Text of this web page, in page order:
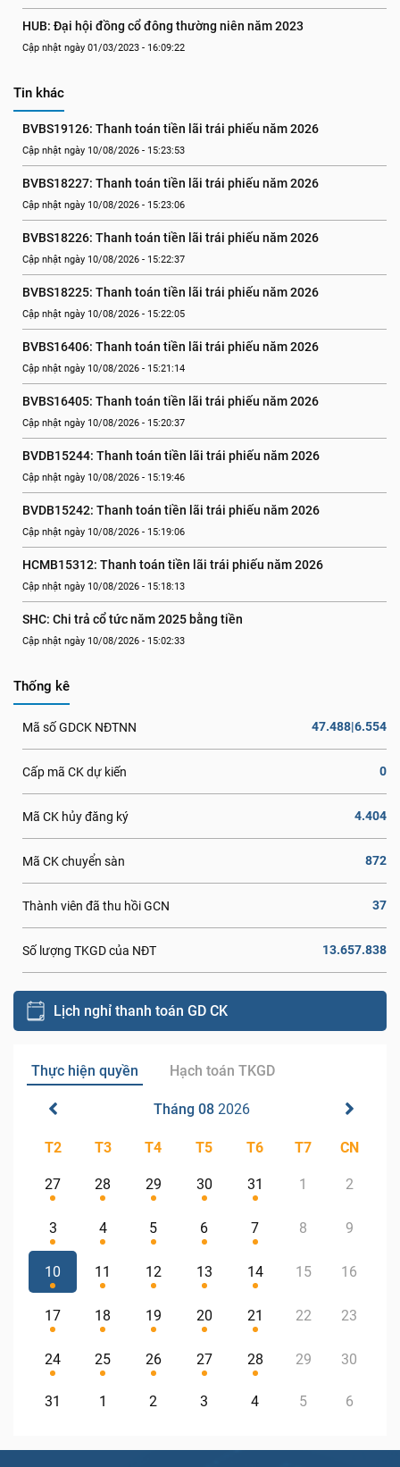
HUB: Đại hội đồng cổ đông thường niên năm 2023
Cập nhật ngày 01/03/2023 - 16:09:22
Tin khác
BVBS19126: Thanh toán tiền lãi trái phiếu năm 2026
Cập nhật ngày 10/08/2026 - 15:23:53
BVBS18227: Thanh toán tiền lãi trái phiếu năm 2026
Cập nhật ngày 10/08/2026 - 15:23:06
BVBS18226: Thanh toán tiền lãi trái phiếu năm 2026
Cập nhật ngày 10/08/2026 - 15:22:37
BVBS18225: Thanh toán tiền lãi trái phiếu năm 2026
Cập nhật ngày 10/08/2026 - 15:22:05
BVBS16406: Thanh toán tiền lãi trái phiếu năm 2026
Cập nhật ngày 10/08/2026 - 15:21:14
BVBS16405: Thanh toán tiền lãi trái phiếu năm 2026
Cập nhật ngày 10/08/2026 - 15:20:37
BVDB15244: Thanh toán tiền lãi trái phiếu năm 2026
Cập nhật ngày 10/08/2026 - 15:19:46
BVDB15242: Thanh toán tiền lãi trái phiếu năm 2026
Cập nhật ngày 10/08/2026 - 15:19:06
HCMB15312: Thanh toán tiền lãi trái phiếu năm 2026
Cập nhật ngày 10/08/2026 - 15:18:13
SHC: Chi trả cổ tức năm 2025 bằng tiền
Cập nhật ngày 10/08/2026 - 15:02:33
Thống kê
Mã số GDCK NĐTNN 47.488|6.554
Cấp mã CK dự kiến 0
Mã CK hủy đăng ký 4.404
Mã CK chuyển sàn 872
Thành viên đã thu hồi GCN 37
Số lượng TKGD của NĐT 13.657.838
Lịch nghỉ thanh toán GD CK
Thực hiện quyền Hạch toán TKGD
Tháng 08 2026
T2 T3 T4 T5 T6 T7 CN
27 28 29 30 31 1 2
3 4 5 6 7 8 9
10 11 12 13 14 15 16
17 18 19 20 21 22 23
24 25 26 27 28 29 30
31 1 2 3 4 5 6